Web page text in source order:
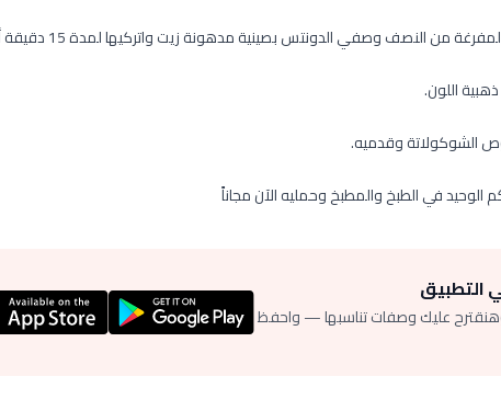
من النصف وصفي الدونتس بصينية مدهونة زيت واتركيها لمدة 15 دقيقة أخرى.
اللون.
الشوكولاتة وقدميه.
الوحيد في الطبخ والمطبخ وحمليه الآن مجاناً
التطبيق
عليك وصفات تناسبها — واحفظ